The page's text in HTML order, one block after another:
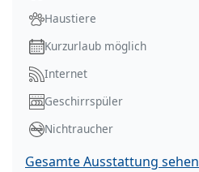
Haustiere
Kurzurlaub möglich
Internet
Geschirrspüler
Nichtraucher
Gesamte Ausstattung sehen